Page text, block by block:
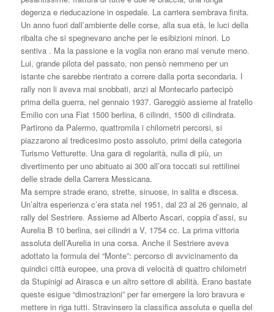
degenza e rieducazione in ospedale. La carriera sembrava finita.
Un anno fuori dall’ambiente delle corse, alla sua età, le luci della
ribalta che si spegnevano anche per le esibizioni minori. Lo
sentiva . Ma la passione e la voglia non erano mai venute meno.
Lui, grande pilota del passato, non pensò nemmeno per un
istante che sarebbe rientrato a correre dalla porta secondaria. I
rally non li aveva mai snobbati, anzi al Montecarlo partecipò
prima della guerra, nel gennaio 1937. Gareggiò assieme al fratello
Emilio con una Fiat 1500 berlina, 6 cilindri, 1500 di cilindrata.
Partirono da Palermo, quattromila i chilometri percorsi, si
piazzarono al tredicesimo posto assoluto, primi della categoria
Turismo Vetturette. Una gara di regolarità, nulla di più, un
divertimento per uno abituato ai 300 all’ora toccati sui rettilinei
delle strade della Carrera Messicana.
Ma sempre strade erano, strette, sinuose, in salita e discesa.
Un’altra esperienza c’era stata nel 1951, dal 23 al 26 gennaio, al
rally del Sestriere. Assieme ad Alberto Ascari, coppia d’assi, su
Aurelia B 10 berlina, sei cilindri a V, 1754 cc. La prima vittoria
assoluta dell’Aurelia in una corsa. Anche il Sestriere aveva
adottato la formula del “Monte”: percorso di avvicinamento da
quindici città europee, una prova di velocità di quattro chilometri
da Stupinigi ad Airasca e un altro settore di abilità. Erano bastate
queste esigue “dimostrazioni” per far emergere la loro bravura e
mettere in riga tutti. Stravinsero la classifica assoluta e quella del